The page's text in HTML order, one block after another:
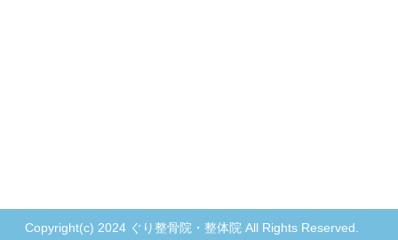
Copyright(c) 2024 ぐり整骨院・整体院 All Rights Reserved.